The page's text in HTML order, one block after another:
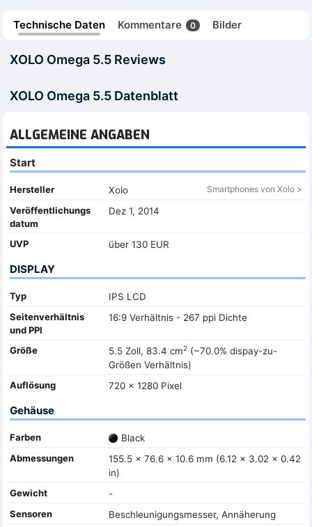
Technische Daten Kommentare 0 Bilder
XOLO Omega 5.5 Reviews
XOLO Omega 5.5 Datenblatt
ALLGEMEINE ANGABEN
Start
Hersteller Xolo Smartphones von Xolo >
Veröffentlichungs
datum
Dez 1, 2014
UVP über 130 EUR
DISPLAY
Typ
IPS LCD
Seitenverhältnis
und PPI
16:9 Verhältnis - 267 ppi Dichte
Größe 5.5 Zoll, 83.4 cm2(~70.0% dispay-zu-
Größen Verhältnis)
Auflösung
720 x 1280 Pixel
Gehäuse
Farben
Black
Abmessungen
155.5 x 76.6 x 10.6 mm (6.12 x 3.02 x 0.42
in)
Gewicht
-
Sensoren
Beschleunigungsmesser, Annäherung